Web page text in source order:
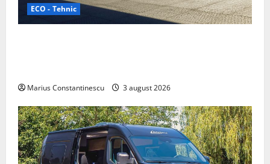
ECO - Tehnic
Marius Constantinescu 3 august 2026